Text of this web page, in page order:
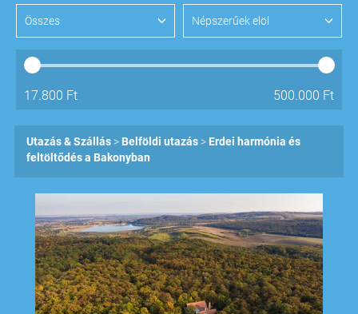
Összes Népszerűek elöl
17.800 Ft 500.000 Ft
Utazás & Szállás Belföldi utazás
Erdei harmónia és
feltöltődés a Bakonyban